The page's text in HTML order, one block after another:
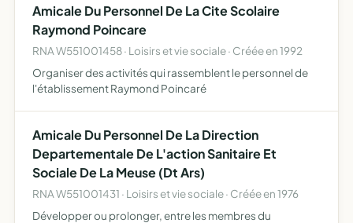
Amicale Du Personnel De La Cite Scolaire
Raymond Poincare
RNA W551001458 · Loisirs et vie sociale · Créée en 1992
Organiser des activités qui rassemblent le personnel de
l'établissement Raymond Poincaré
Amicale Du Personnel De La Direction
Departementale De L'action Sanitaire Et
Sociale De La Meuse (Dt Ars)
RNA W551001431 · Loisirs et vie sociale · Créée en 1976
Développer ou prolonger, entre les membres du